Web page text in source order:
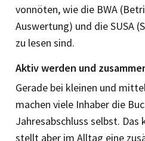
vonnöten, wie die BWA
Auswertung) und die SUSA
zu lesen sind.
Aktiv werden und
Gerade bei kleinen und
machen viele Inhaber die
Jahresabschluss selbst.
stellt aber im Alltag eine